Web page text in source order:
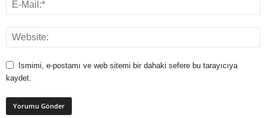
Ismimi, e-postamı ve web sitemi bir dahaki sefere bu tarayıcıya
kaydet.